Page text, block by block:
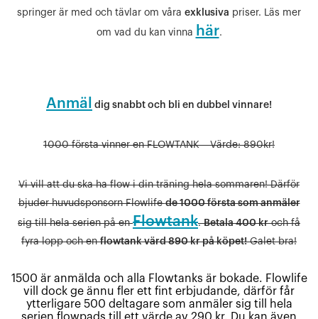
springer är med och tävlar om våra exklusiva priser. Läs mer
om vad du kan vinna
här.
Anmäl dig snabbt och bli en dubbel vinnare!
1000 första vinner en FLOWTANK – Värde: 890kr!
Vi vill att du ska ha flow i din träning hela sommaren! Därför
bjuder huvudsponsorn Flowlifede 1000 första som anmäler
sig till hela serien på enFlowtank.Betala 400 kroch få
fyra lopp och enflowtank värd 890 kr på köpet!Galet bra!
1500 är anmälda och alla Flowtanks är bokade. Flowlife
vill dock ge ännu fler ett fint erbjudande, därför får
ytterligare 500 deltagare som anmäler sig till hela
serien flowpads till ett värde av 290 kr. Du kan även